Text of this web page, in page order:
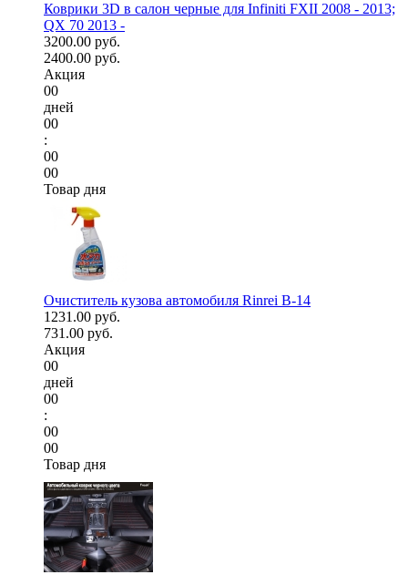
Коврики 3D в салон черные для Infiniti FXII 2008 - 2013;
QX 70 2013 -
3200.00 руб.
2400.00 руб.
Акция
00
дней
00
:
00
00
Товар дня
Очиститель кузова автомобиля Rinrei B-14
1231.00 руб.
731.00 руб.
Акция
00
дней
00
:
00
00
Товар дня